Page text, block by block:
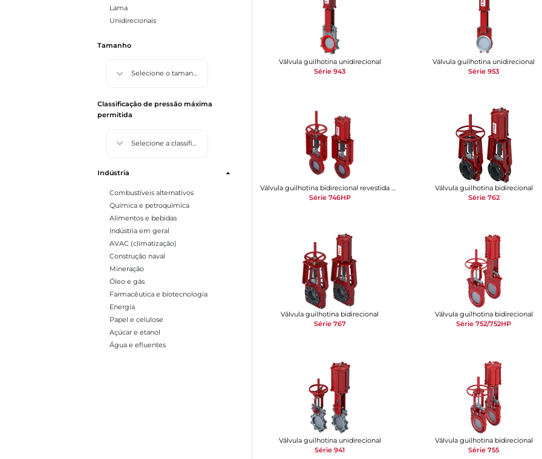
Lama
Unidirecionais
Tamanho
Selecione o tamanho
Classificação de pressão máxima
permitida
Selecione a classificação de pressão máxima permitida
Indústria
Combustíveis alternativos
Química e petroquímica
Alimentos e bebidas
Indústria em geral
AVAC (climatização)
Construção naval
Mineração
Óleo e gás
Farmacêutica e biotecnologia
Energia
Papel e celulose
Açúcar e etanol
Água e efluentes
Válvula guilhotina unidirecional
Série 943
Válvula guilhotina unidirecional
Série 953
Série 746HP
Válvula guilhotina bidirecional
Série 762
Válvula guilhotina bidirecional
Série 767
Válvula guilhotina bidirecional
Série 752/752HP
Válvula guilhotina unidirecional
Série 941
Válvula guilhotina bidirecional
Série 755